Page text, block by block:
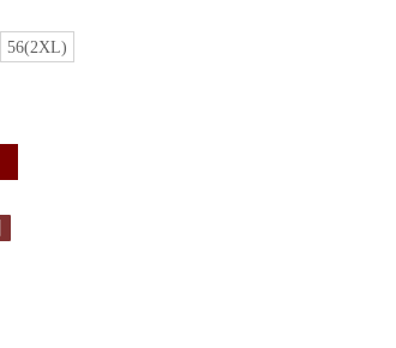
56(2XL)